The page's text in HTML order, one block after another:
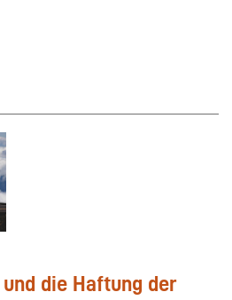
die Haftung der